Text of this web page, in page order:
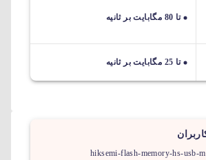
تا 80 مگابایت بر ثانیه
تا 25 مگابایت بر ثانیه
hiksemi-flash-memory-hs-usb-